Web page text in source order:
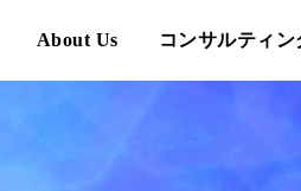
About Us コンサルティン